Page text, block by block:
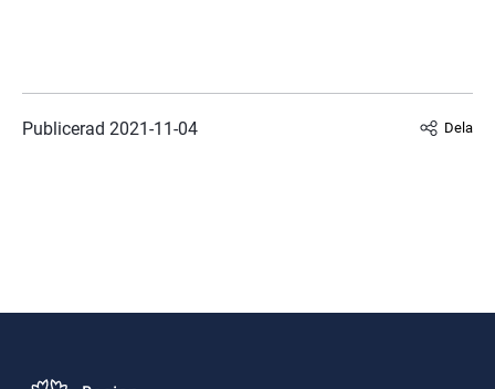
Publicerad 2021-11-04 Dela